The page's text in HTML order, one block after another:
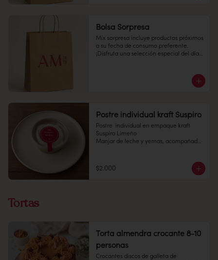
Bolsa Sorpresa
Mix sorpresa incluye productos próximos
a su fecha de consumo preferente.
¡Disfruta una selección especial del día a
Postre individual kraft Suspiro
Postre  individual en empaque kraft
Suspiro Limeño
Manjar de leche y yemas, acompañado
Pote 145 cc.
$2.000
Tortas
Torta almendra crocante 8-10
personas
Crocantes discos de galleta de